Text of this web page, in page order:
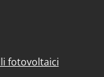
fotovoltaici